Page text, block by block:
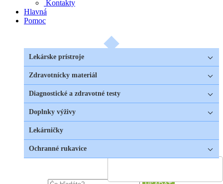
Kontakty
Hlavná
Pomoc
Lekárske prístroje
Zdravotnícky materiál
Diagnostické a zdravotné testy
Doplnky výživy
Lekárničky
Ochranné rukavice